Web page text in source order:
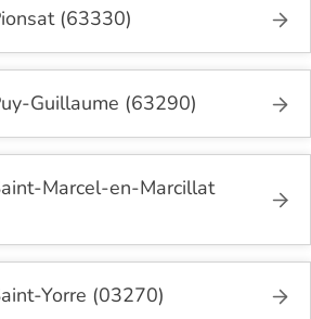
(63330)
Guillaume (63290)
Marcel-en-Marcillat
Yorre (03270)